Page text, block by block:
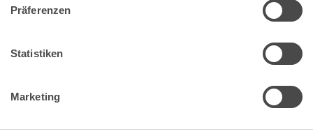
Präferenzen
Statistiken
Marketing
durch den streitigen Formwechsel der übernehmenden
Kapitalgesellschaft in denjenigen steuerlichen Status
nämlich wieder dem Teileinkünfteverfahren unterlagen.
Transfer stiller Reserven zwischen verschiedenen
nachfolgende Formwechsel nichts geändert hat. Nur in